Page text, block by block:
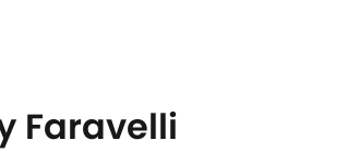
Faravelli